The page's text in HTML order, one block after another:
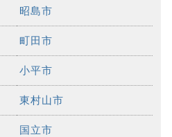
昭島市
町田市
小平市
東村山市
国立市